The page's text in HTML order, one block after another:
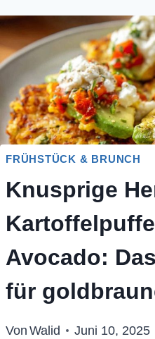
FRÜHSTÜCK & BRUNCH
Knusprige
Avocado:
für
Von Walid Juni 10, 2025